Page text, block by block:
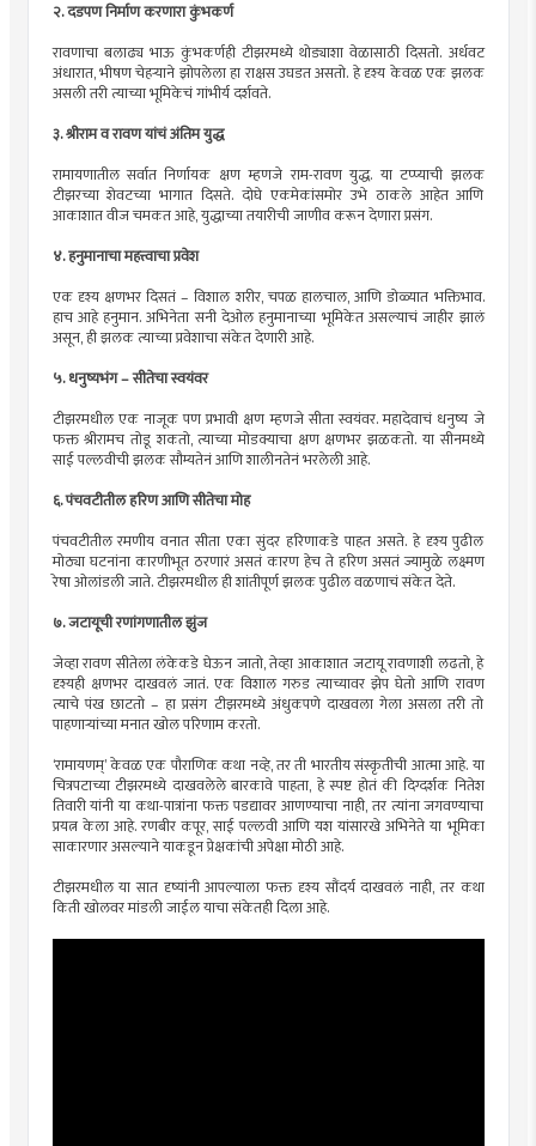
२. दडपण निर्माण करणारा कुंभकर्ण
रावणाचा बलाढ्य भाऊ कुंभकर्णही टीझरमध्ये थोड्याशा वेळासाठी दिसतो. अर्धवट
अंधारात, भीषण चेहऱ्याने झोपलेला हा राक्षस उघडत असतो. हे दृश्य केवळ एक झलक
असली तरी त्याच्या भूमिकेचं गांभीर्य दर्शवते.
३. श्रीराम व रावण यांचं अंतिम युद्ध
रामायणातील सर्वात निर्णायक क्षण म्हणजे राम-रावण युद्ध. या टप्प्याची झलक
टीझरच्या शेवटच्या भागात दिसते. दोघे एकमेकांसमोर उभे ठाकले आहेत आणि
आकाशात वीज चमकत आहे, युद्धाच्या तयारीची जाणीव करून देणारा प्रसंग.
४. हनुमानाचा महत्त्वाचा प्रवेश
एक दृश्य क्षणभर दिसतं – विशाल शरीर, चपळ हालचाल, आणि डोळ्यात भक्तिभाव.
हाच आहे हनुमान. अभिनेता सनी देओल हनुमानाच्या भूमिकेत असल्याचं जाहीर झालं
असून, ही झलक त्याच्या प्रवेशाचा संकेत देणारी आहे.
५. धनुष्यभंग – सीतेचा स्वयंवर
टीझरमधील एक नाजूक पण प्रभावी क्षण म्हणजे सीता स्वयंवर. महादेवाचं धनुष्य जे
फक्त श्रीरामच तोडू शकतो, त्याच्या मोडक्याचा क्षण क्षणभर झळकतो. या सीनमध्ये
साई पल्लवीची झलक सौम्यतेनं आणि शालीनतेनं भरलेली आहे.
६. पंचवटीतील हरिण आणि सीतेचा मोह
पंचवटीतील रमणीय वनात सीता एका सुंदर हरिणाकडे पाहत असते. हे दृश्य पुढील
मोठ्या घटनांना कारणीभूत ठरणारं असतं कारण हेच ते हरिण असतं ज्यामुळे लक्ष्मण
रेषा ओलांडली जाते. टीझरमधील ही शांतीपूर्ण झलक पुढील वळणाचं संकेत देते.
७. जटायूची रणांगणातील झुंज
जेव्हा रावण सीतेला लंकेकडे घेऊन जातो, तेव्हा आकाशात जटायू रावणाशी लढतो, हे
दृश्यही क्षणभर दाखवलं जातं. एक विशाल गरुड त्याच्यावर झेप घेतो आणि रावण
त्याचे पंख छाटतो – हा प्रसंग टीझरमध्ये अंधुकपणे दाखवला गेला असला तरी तो
पाहणाऱ्यांच्या मनात खोल परिणाम करतो.
‘रामायणम्’ केवळ एक पौराणिक कथा नव्हे, तर ती भारतीय संस्कृतीची आत्मा आहे. या
चित्रपटाच्या टीझरमध्ये दाखवलेले बारकावे पाहता, हे स्पष्ट होतं की दिग्दर्शक नितेश
तिवारी यांनी या कथा-पात्रांना फक्त पडद्यावर आणण्याचा नाही, तर त्यांना जगवण्याचा
प्रयत्न केला आहे. रणबीर कपूर, साई पल्लवी आणि यश यांसारखे अभिनेते या भूमिका
साकारणार असल्याने याकडून प्रेक्षकांची अपेक्षा मोठी आहे.
टीझरमधील या सात दृष्यांनी आपल्याला फक्त दृश्य सौंदर्य दाखवलं नाही, तर कथा
किती खोलवर मांडली जाईल याचा संकेतही दिला आहे.